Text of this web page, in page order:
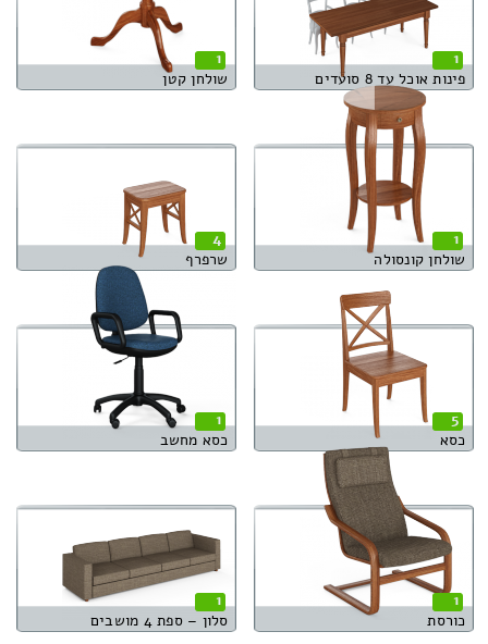
1
פינות אוכל עד 8 סועדים
1
שולחן קטן
1
שולחן קונסולה
4
שרפרף
5
כסא
1
כסא מחשב
1
כורסת
1
סלון – ספת 4 מושבים